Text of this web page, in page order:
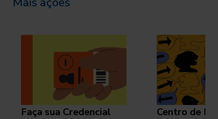
Faça sua Credencial
Centro de